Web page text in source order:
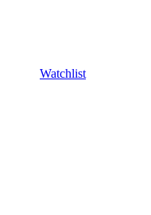
Watchlist